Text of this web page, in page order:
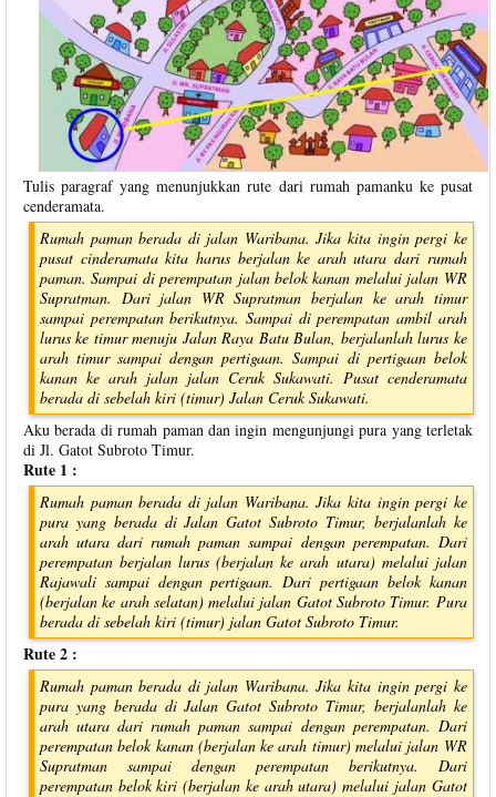
Tulis paragraf yang menunjukkan rute dari rumah pamanku ke pusat
cenderamata.
Rumah paman berada di jalan Waribana. Jika kita ingin pergi ke
pusat cinderamata kita harus berjalan ke arah utara dari rumah
paman. Sampai di perempatan jalan belok kanan melalui jalan WR
Supratman. Dari jalan WR Supratman berjalan ke arah timur
sampai perempatan berikutnya. Sampai di perempatan ambil arah
lurus ke timur menuju Jalan Raya Batu Bulan, berjalanlah lurus ke
arah timur sampai dengan pertigaan. Sampai di pertigaan belok
kanan ke arah jalan jalan Ceruk Sukawati. Pusat cenderamata
berada di sebelah kiri (timur) Jalan Ceruk Sukawati.
Aku berada di rumah paman dan ingin mengunjungi pura yang terletak
di Jl. Gatot Subroto Timur.
Rute 1 :
Rumah paman berada di jalan Waribana. Jika kita ingin pergi ke
pura yang berada di Jalan Gatot Subroto Timur, berjalanlah ke
arah utara dari rumah paman sampai dengan perempatan. Dari
perempatan berjalan lurus (berjalan ke arah utara) melalui jalan
Rajawali sampai dengan pertigaan. Dari pertigaan belok kanan
(berjalan ke arah selatan) melalui jalan Gatot Subroto Timur. Pura
berada di sebelah kiri (timur) jalan Gatot Subroto Timur.
Rute 2 :
Rumah paman berada di jalan Waribana. Jika kita ingin pergi ke
pura yang berada di Jalan Gatot Subroto Timur, berjalanlah ke
arah utara dari rumah paman sampai dengan perempatan. Dari
perempatan belok kanan (berjalan ke arah timur) melalui jalan WR
Supratman sampai dengan perempatan berikutnya. Dari
perempatan belok kiri (berjalan ke arah utara) melalui jalan Gatot